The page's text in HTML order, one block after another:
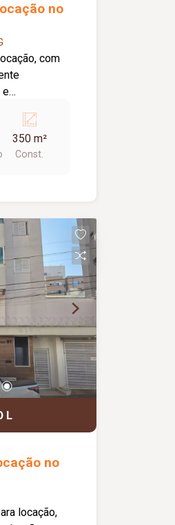
no
com
e
e
de TV,
de uma
piscina
veículos.
sala de
armários
master
conforto e
350 m²
Const.
L
no
locação,